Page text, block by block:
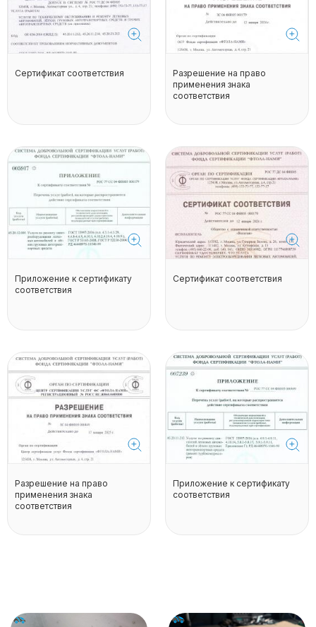
Сертификат соответствия
Разрешение на право
применения знака
соответствия
Приложение к сертификату
соответствия
Сертификат соответствия
Разрешение на право
применения знака
соответствия
Приложение к сертификату
соответствия